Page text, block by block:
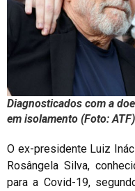
Diagnosticados com a
em isolamento (Foto: ATF)
O ex-presidente Luiz
Rosângela Silva,
para a Covid-19,